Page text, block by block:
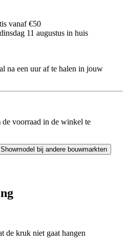
vanaf €50
11 augustus in huis
na een uur af te halen in jouw
voorraad in de winkel te
Showmodel bij andere bouwmarkten
de kruk niet gaat hangen